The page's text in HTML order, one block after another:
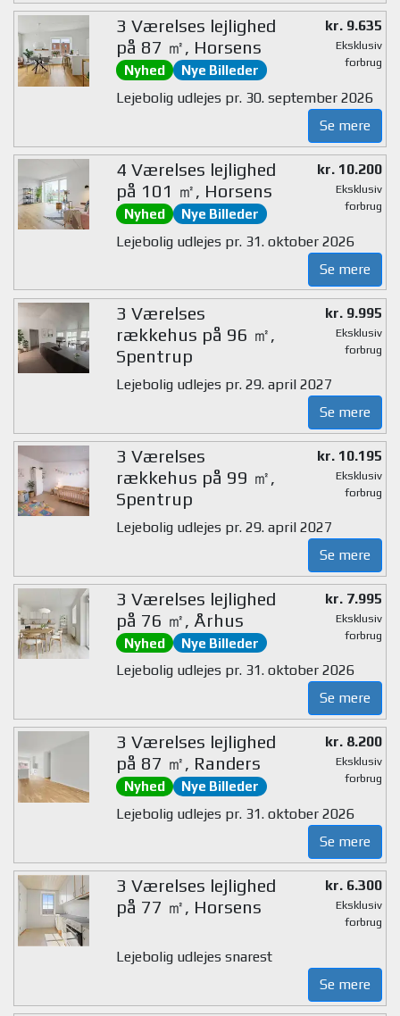
3 Værelses lejlighed
på 87 ㎡, Horsens
Nyhed Nye Billeder
kr. 9.635
Eksklusiv
forbrug
Lejebolig udlejes pr. 30. september 2026
Se mere
4 Værelses lejlighed
på 101 ㎡, Horsens
Nyhed Nye Billeder
kr. 10.200
Eksklusiv
forbrug
Lejebolig udlejes pr. 31. oktober 2026
Se mere
3 Værelses
rækkehus på 96 ㎡,
Spentrup
kr. 9.995
Eksklusiv
forbrug
Lejebolig udlejes pr. 29. april 2027
Se mere
3 Værelses
rækkehus på 99 ㎡,
Spentrup
kr. 10.195
Eksklusiv
forbrug
Lejebolig udlejes pr. 29. april 2027
Se mere
3 Værelses lejlighed
på 76 ㎡, Århus
Nyhed Nye Billeder
kr. 7.995
Eksklusiv
forbrug
Lejebolig udlejes pr. 31. oktober 2026
Se mere
3 Værelses lejlighed
på 87 ㎡, Randers
Nyhed Nye Billeder
kr. 8.200
Eksklusiv
forbrug
Lejebolig udlejes pr. 31. oktober 2026
Se mere
3 Værelses lejlighed
på 77 ㎡, Horsens
kr. 6.300
Eksklusiv
forbrug
Lejebolig udlejes snarest
Se mere